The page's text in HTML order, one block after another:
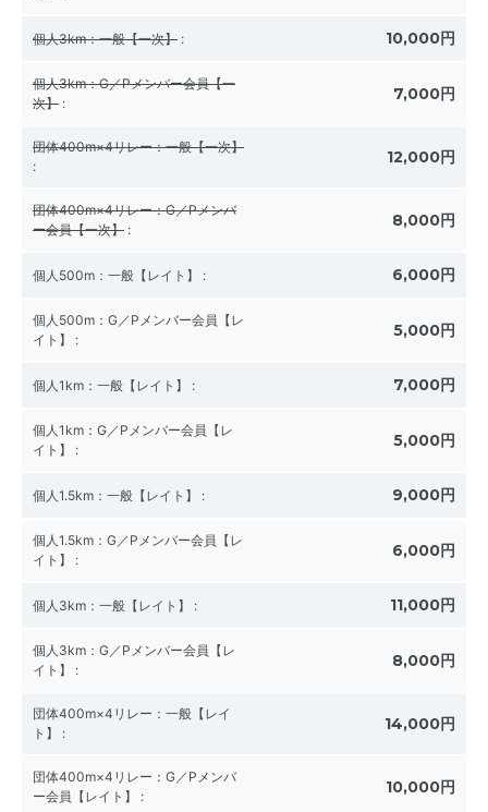
個人3km：一般【一次】 : 10,000円
個人3km：G／Pメンバー会員【一
次】 : 7,000円
団体400m×4リレー：一般【一次】
:
12,000円
団体400m×4リレー：G／Pメンバ
ー会員【一次】 : 8,000円
個人500m：一般【レイト】 : 6,000円
個人500m：G／Pメンバー会員【レ
イト】 : 5,000円
個人1km：一般【レイト】 : 7,000円
個人1km：G／Pメンバー会員【レ
イト】 : 5,000円
個人1.5km：一般【レイト】 : 9,000円
個人1.5km：G／Pメンバー会員【レ
イト】 : 6,000円
個人3km：一般【レイト】 : 11,000円
個人3km：G／Pメンバー会員【レ
イト】 : 8,000円
団体400m×4リレー：一般【レイ
ト】 : 14,000円
団体400m×4リレー：G／Pメンバ
ー会員【レイト】 : 10,000円